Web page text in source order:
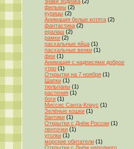
фильмы (2)
курицы (2)
Анимация белые котята (2)
фантастика (2)
ералаш (2)
рамки (2)
пасхальные яйца (1)
пасхальные венки (1)
феи (1)
Анимация с надписями доброе
утро (1)
Открытки на 7 ноября (1)
Шапки (1)
тюльпаны (1)
растения (1)
боги (1)
Миссис Санта-Клаус (1)
Зелёные кошки (1)
бантики (1)
Открытки с Днём России (1)
ленточки (1)
уголки (1)
морские обитатели (1)
Открытки с Днём народного